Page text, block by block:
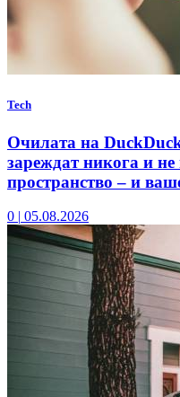
Tech
Очилата на
зареждат никога и
пространство – и
0 | 05.08.2026